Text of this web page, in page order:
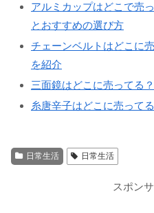
アルミカップはどこで売
とおすすめの選び方
チェーンベルトはどこに
を紹介
三面鏡はどこに売ってる
糸唐辛子はどこに売って
日常生活 日常生活
スポン